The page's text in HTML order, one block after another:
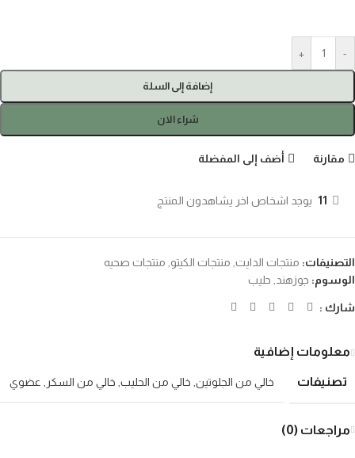
-
+
إضافة إلى السلة
شراء الان
مقارنة أضف إلى المفضلة
11 يوجد اشخاص اخر يشاهدون المنتج
التصنيفات: منتجات الدايت, منتجات الكيتو, منتجات صحيه
الوسوم: جوزهند, حليب
شارك :
معلومات إضافية
تصنيفات خالي من الجلوتين, خالي من الحليب, خالي من السكر , عضوي
مراجعات (0)